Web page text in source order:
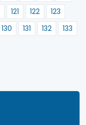
121 122
123
130 131 132
133